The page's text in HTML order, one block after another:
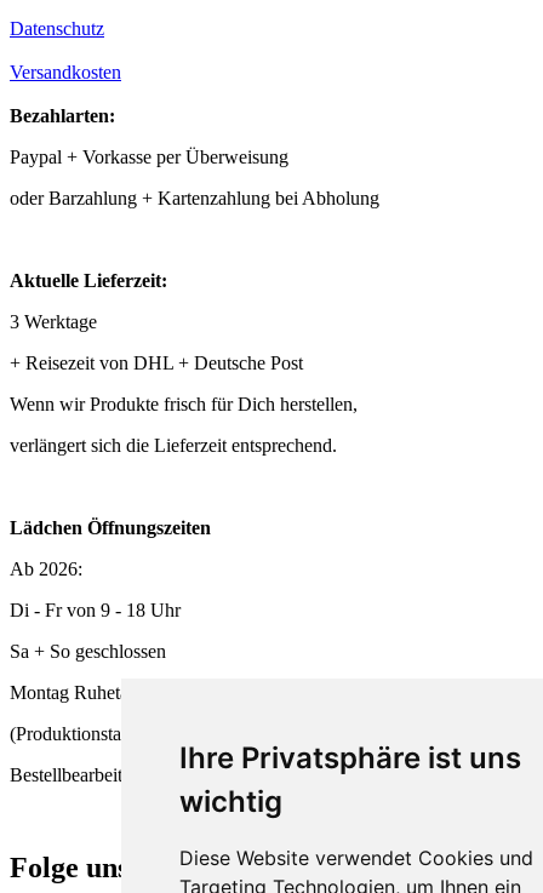
Ihre Privatsphäre ist uns
wichtig
Diese Website verwendet Cookies und
Targeting Technologien, um Ihnen ein
Datenschutz
Versandkosten
Bezahlarten:
Paypal + Vorkasse per Überweisung
oder Barzahlung + Kartenzahlung bei Abholung
Aktuelle Lieferzeit:
3 Werktage
+ Reisezeit von DHL + Deutsche Post
Wenn wir Produkte frisch für Dich herstellen,
verlängert sich die Lieferzeit entsprechend.
Lädchen Öffnungszeiten
Ab 2026:
Di - Fr von 9 - 18 Uhr
Sa + So geschlossen
Montag Ruhetag
(Produktionstag und
Bestellbearbeitung)
Folge uns